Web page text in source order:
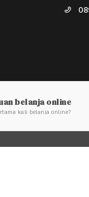
belanja online
kali belanja online?